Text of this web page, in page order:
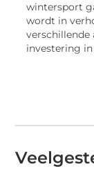
wintersport
wordt in
verschillende
investering